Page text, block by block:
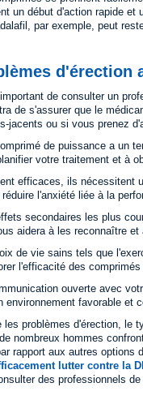
un début d'action rapide et
par exemple, peut
d'érection
de consulter un
de s'assurer que le
ou si vous prenez
de puissance a un
votre traitement et à
efficaces, ils nécessitent
l'anxiété liée à la
secondaires les plus
aidera à les reconnaître et
de vie sains tels que
l'efficacité des comprimés
ouverte avec
favorable et
problèmes d'érection, le
nombreux hommes
rapport aux autres options
lutter contre la
des professionnels